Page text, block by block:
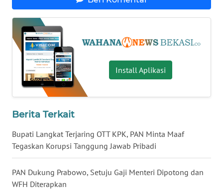
Install Aplikasi
Berita Terkait
Bupati Langkat Terjaring OTT KPK, PAN Minta Maaf
Tegaskan Korupsi Tanggung Jawab Pribadi
PAN Dukung Prabowo, Setuju Gaji Menteri Dipotong dan
WFH Diterapkan
WN
NUSANTARA
WN
JOGJA
WN
JATIM
WN
BALI
WN
KALBAR